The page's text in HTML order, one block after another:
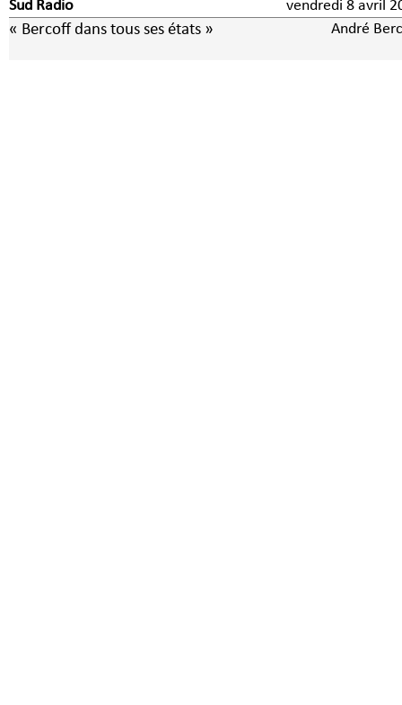
Sud Radio vendredi 8
« Bercoff dans tous ses états » André